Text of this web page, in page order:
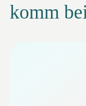
komm